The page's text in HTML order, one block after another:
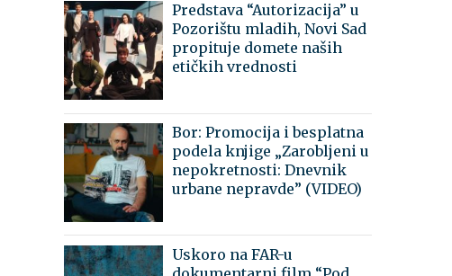
Predstava “Autorizacija” u
Pozorištu mladih, Novi Sad
propituje domete naših
etičkih vrednosti
Bor: Promocija i besplatna
podela knjige „Zarobljeni u
nepokretnosti: Dnevnik
urbane nepravde” (VIDEO)
Uskoro na FAR-u